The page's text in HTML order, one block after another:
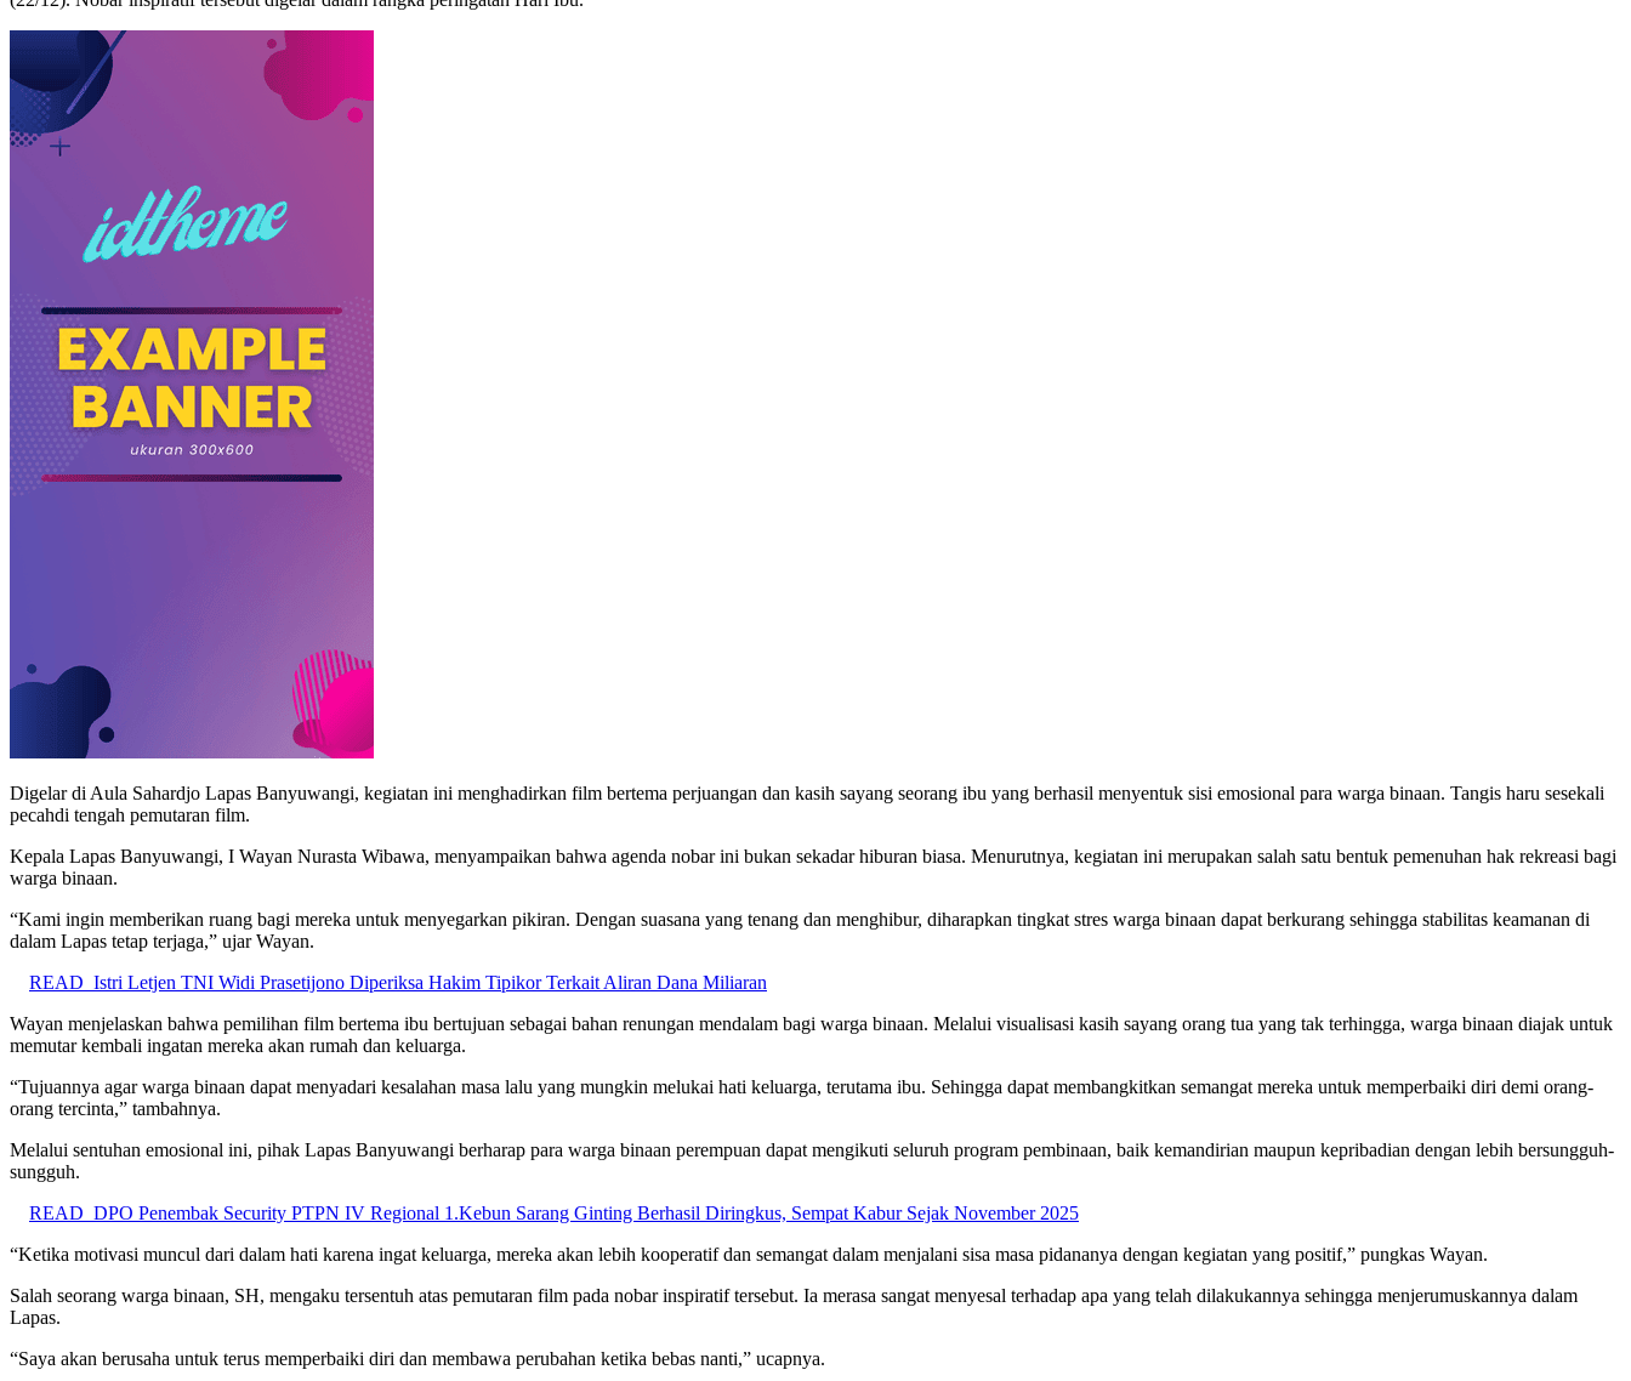
Digelar di Aula Sahardjo Lapas Banyuwangi, kegiatan ini menghadirkan film bertema perjuangan dan kasih sayang seorang ibu yang berhasil menyentuk sisi emosional para warga binaan. Tangis haru sesekali
pecahdi tengah pemutaran film.
Kepala Lapas Banyuwangi, I Wayan Nurasta Wibawa, menyampaikan bahwa agenda nobar ini bukan sekadar hiburan biasa. Menurutnya, kegiatan ini merupakan salah satu bentuk pemenuhan hak rekreasi bagi
warga binaan.
“Kami ingin memberikan ruang bagi mereka untuk menyegarkan pikiran. Dengan suasana yang tenang dan menghibur, diharapkan tingkat stres warga binaan dapat berkurang sehingga stabilitas keamanan di
dalam Lapas tetap terjaga,” ujar Wayan.
READ Istri Letjen TNI Widi Prasetijono Diperiksa Hakim Tipikor Terkait Aliran Dana Miliaran
Wayan menjelaskan bahwa pemilihan film bertema ibu bertujuan sebagai bahan renungan mendalam bagi warga binaan. Melalui visualisasi kasih sayang orang tua yang tak terhingga, warga binaan diajak untuk
memutar kembali ingatan mereka akan rumah dan keluarga.
“Tujuannya agar warga binaan dapat menyadari kesalahan masa lalu yang mungkin melukai hati keluarga, terutama ibu. Sehingga dapat membangkitkan semangat mereka untuk memperbaiki diri demi orang-
orang tercinta,” tambahnya.
Melalui sentuhan emosional ini, pihak Lapas Banyuwangi berharap para warga binaan perempuan dapat mengikuti seluruh program pembinaan, baik kemandirian maupun kepribadian dengan lebih bersungguh-
sungguh.
READ DPO Penembak Security PTPN IV Regional 1.Kebun Sarang Ginting Berhasil Diringkus, Sempat Kabur Sejak November 2025
“Ketika motivasi muncul dari dalam hati karena ingat keluarga, mereka akan lebih kooperatif dan semangat dalam menjalani sisa masa pidananya dengan kegiatan yang positif,” pungkas Wayan.
Salah seorang warga binaan, SH, mengaku tersentuh atas pemutaran film pada nobar inspiratif tersebut. Ia merasa sangat menyesal terhadap apa yang telah dilakukannya sehingga menjerumuskannya dalam
Lapas.
“Saya akan berusaha untuk terus memperbaiki diri dan membawa perubahan ketika bebas nanti,” ucapnya.